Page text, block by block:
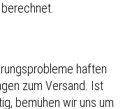
haften
zum Versand. Ist
bemühen wir uns um